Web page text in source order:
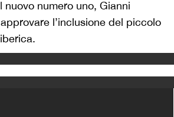
numero uno, Gianni
l’inclusione del piccolo